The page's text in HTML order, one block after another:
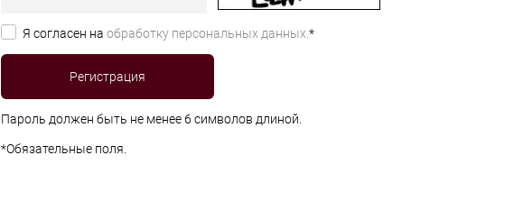
Я согласен на обработку персональных данных.*
Пароль должен быть не менее 6 символов длиной.
*Обязательные поля.